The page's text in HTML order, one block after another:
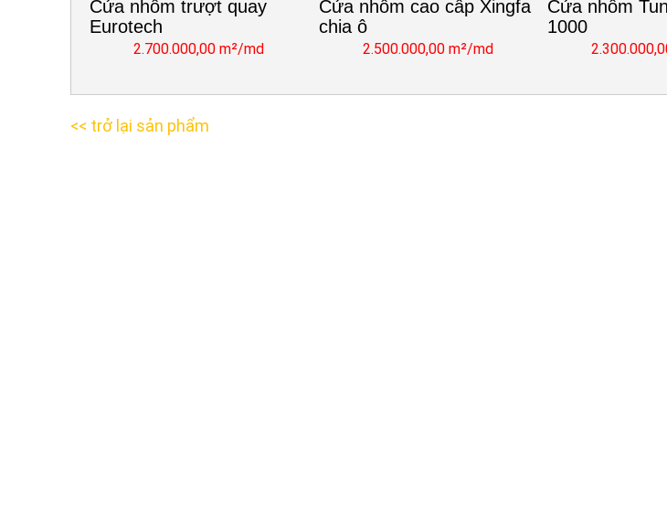
Cửa nhôm trượt quay
Eurotech
2.700.000,00 m²/md
Cửa nhôm cao cấp Xingfa
chia ô
2.500.000,00 m²/md
Cửa nhôm
1000
<< trở lại sản phẩm